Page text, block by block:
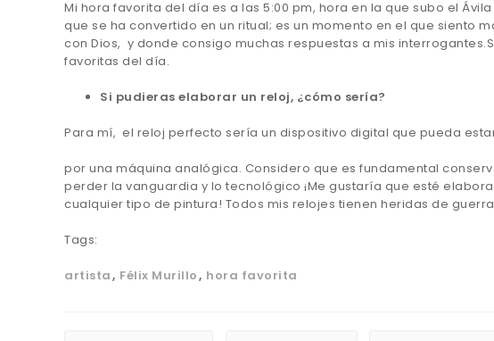
Mi hora favorita del día es a las 5:00 pm, hora en la que subo el
que se ha convertido en un ritual; es un momento en el que siento
con Dios, y donde consigo muchas respuestas a mis
favoritas del día.
Si pudieras elaborar un reloj, ¿cómo sería?
Para mí, el reloj perfecto sería un dispositivo digital que pueda
por una máquina analógica. Considero que es fundamental
perder la vanguardia y lo tecnológico ¡Me gustaría que esté
cualquier tipo de pintura! Todos mis relojes tienen heridas de
Tags:
artista Félix Murillo hora favorita